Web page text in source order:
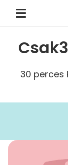
30 perces